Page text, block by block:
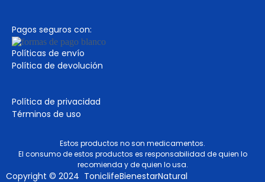
Pagos seguros con:
Políticas de envío
Política de devolución
Política de privacidad
Términos de uso
Estos productos no son medicamentos.
El consumo de estos productos es responsabilidad de quien lo
recomienda y de quien lo usa.
Copyright © 2024 ToniclifeBienestarNatural